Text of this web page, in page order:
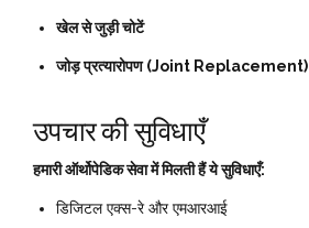
खेल से जुड़ी चोटें
जोड़ प्रत्यारोपण (Joint Replacement)
उपचार की सुविधाएँ
हमारी ऑर्थोपेडिक सेवा में मिलती हैं ये सुविधाएँ:
डिजिटल एक्स-रे और एमआरआई